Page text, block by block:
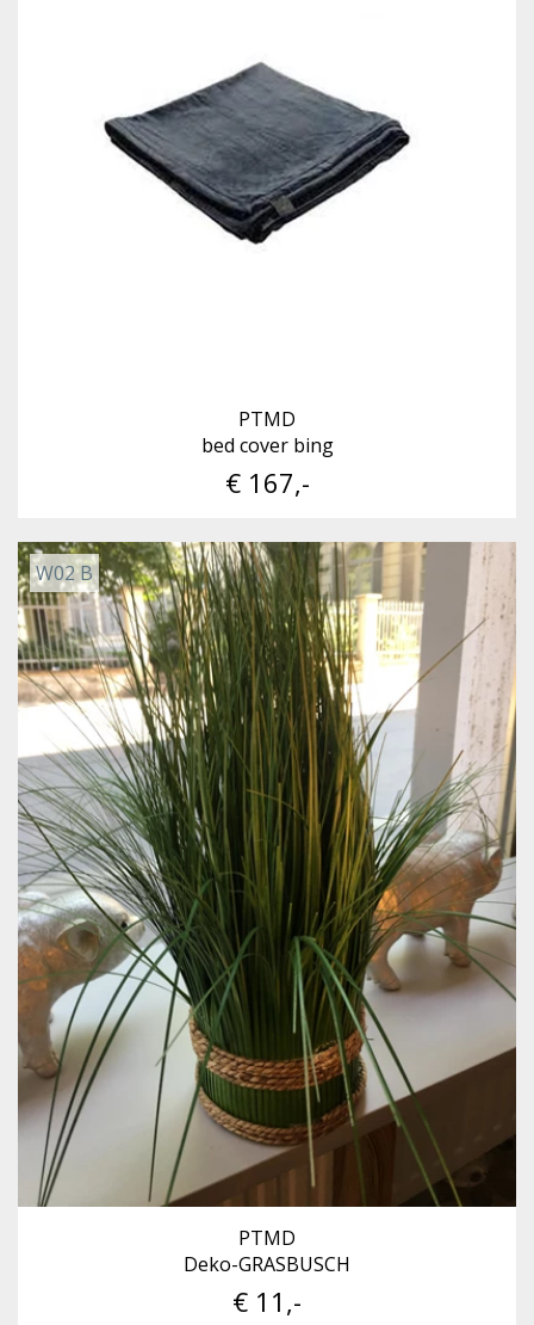
PTMD
bed cover bing
€ 167,-
W02 B
PTMD
Deko-GRASBUSCH
€ 11,-